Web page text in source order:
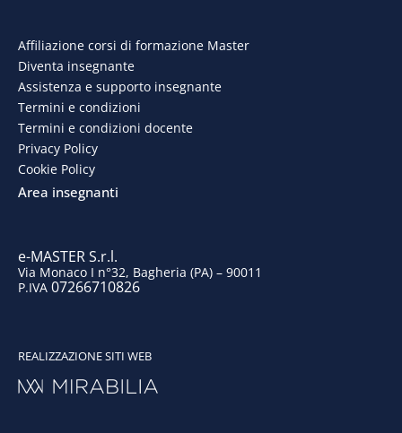
e
b
o
k
k
e
d
t
Affiliazione corsi di formazione Master
Diventa insegnante
Assistenza e supporto insegnante
Termini e condizioni
Termini e condizioni docente
Privacy Policy
Cookie Policy
Area insegnanti
e-MASTER S.r.l.
Via Monaco I n°32, Bagheria (PA) – 90011
P.IVA 07266710826
REALIZZAZIONE SITI WEB